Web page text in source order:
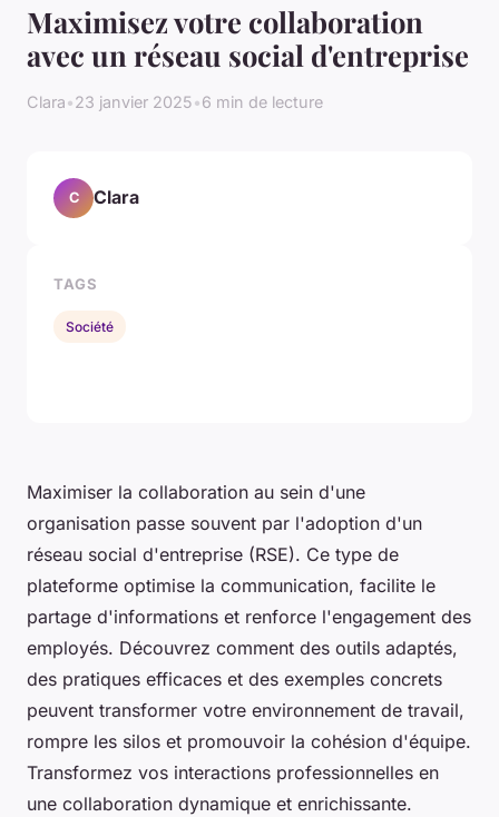
Maximisez votre collaboration
avec un réseau social d'entreprise
Clara•23 janvier 2025•6 min de lecture
Maximiser la collaboration au sein d'une
organisation passe souvent par l'adoption d'un
réseau social d'entreprise (RSE). Ce type de
plateforme optimise la communication, facilite le
partage d'informations et renforce l'engagement des
employés. Découvrez comment des outils adaptés,
des pratiques efficaces et des exemples concrets
peuvent transformer votre environnement de travail,
rompre les silos et promouvoir la cohésion d'équipe.
Transformez vos interactions professionnelles en
une collaboration dynamique et enrichissante.
C Clara
TAGS
Société